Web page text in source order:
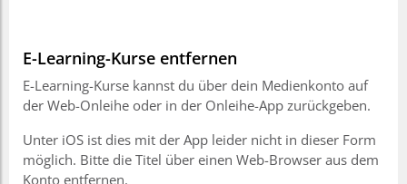
E-Learning-Kurse entfernen
E-Learning-Kurse kannst du über dein Medienkonto auf
der Web-Onleihe oder in der Onleihe-App zurückgeben.
Unter iOS ist dies mit der App leider nicht in dieser Form
möglich. Bitte die Titel über einen Web-Browser aus dem
Konto entfernen.